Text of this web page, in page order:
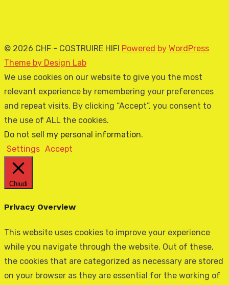
© 2026 CHF - COSTRUIRE HIFI Powered by WordPress
Theme by Design Lab
We use cookies on our website to give you the most
relevant experience by remembering your preferences
and repeat visits. By clicking “Accept”, you consent to
the use of ALL the cookies.
Do not sell my personal information.
Settings Accept
Chiudi
Privacy Overview
This website uses cookies to improve your experience
while you navigate through the website. Out of these,
the cookies that are categorized as necessary are stored
on your browser as they are essential for the working of